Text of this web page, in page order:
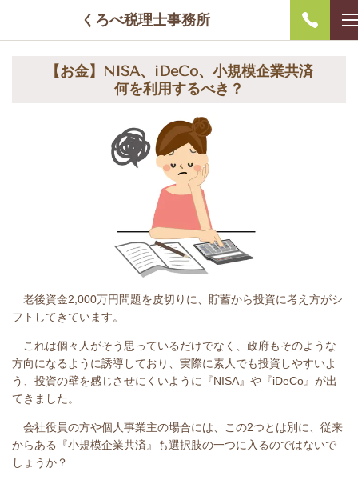
くろべ税理士事務所
【お金】NISA、iDeCo、小規模企業共済
何を利用するべき？
老後資金2,000万円問題を皮切りに、貯蓄から投資に考え方がシ
フトしてきています。
これは個々人がそう思っているだけでなく、政府もそのような
方向になるように誘導しており、実際に素人でも投資しやすいよ
う、投資の壁を感じさせにくいように『NISA』や『iDeCo』が出
てきました。
会社役員の方や個人事業主の場合には、この2つとは別に、従来
からある『小規模企業共済』も選択肢の一つに入るのではないで
しょうか？